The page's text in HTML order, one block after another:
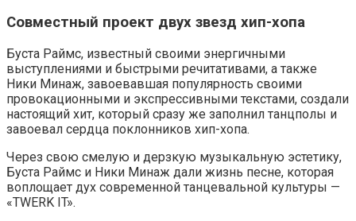
Совместный проект двух звезд хип-хопа
Буста Раймс, известный своими энергичными
выступлениями и быстрыми речитативами, а также
Ники Минаж, завоевавшая популярность своими
провокационными и экспрессивными текстами, создали
настоящий хит, который сразу же заполнил танцполы и
завоевал сердца поклонников хип-хопа.
Через свою смелую и дерзкую музыкальную эстетику,
Буста Раймс и Ники Минаж дали жизнь песне, которая
воплощает дух современной танцевальной культуры —
«TWERK IT».